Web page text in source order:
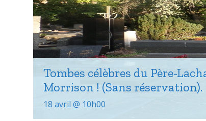
Tombes célèbres du Père-
Morrison ! (Sans réservation).
18 avril @ 10h00